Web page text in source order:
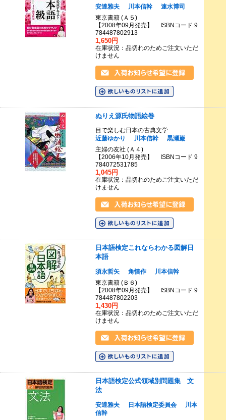
安達雅夫 川本信幹
速水博司
東京書籍 (Ａ５)
【2008年09月発売】 ISBNコード 9
784487802913
1,650円
在庫状況：品切れのためご注文いただ
けません
ぬりえ源氏物語絵巻
目で楽しむ日本の古典文学
近藤ゆかり
川本信幹
黒瀬巌
主婦の友社 (Ａ４)
【2006年10月発売】 ISBNコード 9
784072531785
1,045円
在庫状況：品切れのためご注文いただ
けません
日本語検定これならわかる図解日
本語
須永哲矢 角慎作
川本信幹
東京書籍 (Ｂ６)
【2008年09月発売】 ISBNコード 9
784487802203
1,430円
在庫状況：品切れのためご注文いただ
けません
日本語検定公式領域別問題集 文
法
安達雅夫 日本語検定委員会
川本
信幹